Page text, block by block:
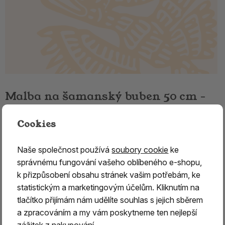
Malba na šamanský buben 50 cm -
Sovy
Malba na šamanský buben 50 cm – motiv Sovy
Objednávátepouze ruční malbu na šamanský buben o
průměru 50 cm. K objednávce je třeba přidat také
šamanský buben 50 cm, na který bude motiv
namalován. Malujeme výhradně nabubny zakoupené v
našem e-shopu.
Každý buben je malován
Cookies
Naše společnost používásoubory cookie ke
správnému fungování vašeho oblíbeného e-shopu,
k přizpůsobení obsahu stránek vašim potřebám, ke
statistickým a marketingovým účelům. Kliknutím na
tlačítko přijímám nám udělíte souhlas s jejich sběrem
a zpracováním a my vám poskytneme ten nejlepší